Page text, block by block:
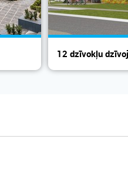
12 dzīvokļu
Siguldā